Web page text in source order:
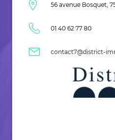
56 avenue Bosquet,
01 40 62 77 80
contact7@district-